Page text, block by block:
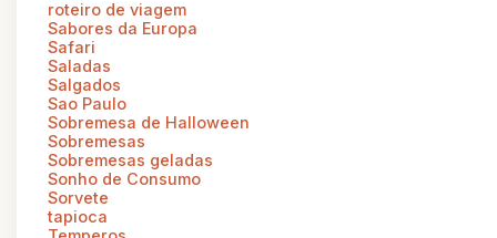
roteiro de viagem
Sabores da Europa
Safari
Saladas
Salgados
Sao Paulo
Sobremesa de Halloween
Sobremesas
Sobremesas geladas
Sonho de Consumo
Sorvete
tapioca